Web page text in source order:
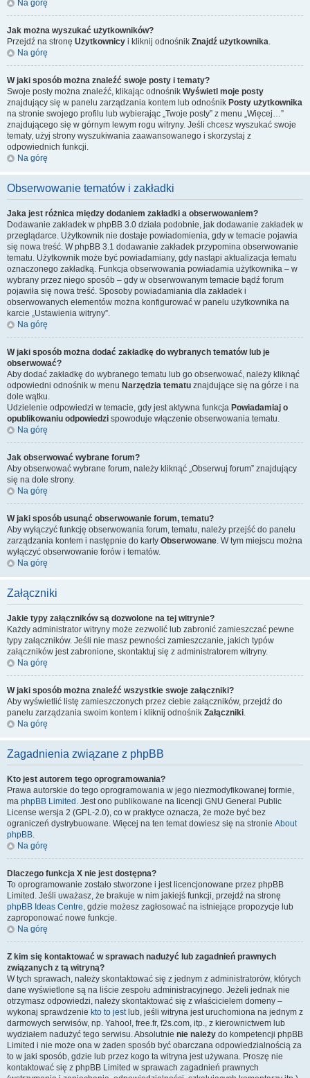
Na górę
Jak można wyszukać użytkowników?
Przejdź na stronę Użytkownicy i kliknij odnośnik Znajdź użytkownika.
Na górę
W jaki sposób można znaleźć swoje posty i tematy?
Swoje posty można znaleźć, klikając odnośnik Wyświetl moje posty
znajdujący się w panelu zarządzania kontem lub odnośnik Posty użytkownika
na stronie swojego profilu lub wybierając „Twoje posty” z menu „Więcej…”
znajdującego się w górnym lewym rogu witryny. Jeśli chcesz wyszukać swoje
tematy, użyj strony wyszukiwania zaawansowanego i skorzystaj z
odpowiednich funkcji.
Na górę
Obserwowanie tematów i zakładki
Jaka jest różnica między dodaniem zakładki a obserwowaniem?
Dodawanie zakładek w phpBB 3.0 działa podobnie, jak dodawanie zakładek w
przeglądarce. Użytkownik nie dostaje powiadomienia, gdy w temacie pojawia
się nowa treść. W phpBB 3.1 dodawanie zakładek przypomina obserwowanie
tematu. Użytkownik może być powiadamiany, gdy nastąpi aktualizacja tematu
oznaczonego zakładką. Funkcja obserwowania powiadamia użytkownika – w
wybrany przez niego sposób – gdy w obserwowanym temacie bądź forum
pojawiła się nowa treść. Sposoby powiadamiania dla zakładek i
obserwowanych elementów można konfigurować w panelu użytkownika na
karcie „Ustawienia witryny”.
Na górę
W jaki sposób można dodać zakładkę do wybranych tematów lub je
obserwować?
Aby dodać zakładkę do wybranego tematu lub go obserwować, należy kliknąć
odpowiedni odnośnik w menu Narzędzia tematu znajdujące się na górze i na
dole wątku.
Udzielenie odpowiedzi w temacie, gdy jest aktywna funkcja Powiadamiaj o
opublikowaniu odpowiedzi spowoduje włączenie obserwowania tematu.
Na górę
Jak obserwować wybrane forum?
Aby obserwować wybrane forum, należy kliknąć „Obserwuj forum” znajdujący
się na dole strony.
Na górę
W jaki sposób usunąć obserwowanie forum, tematu?
Aby wyłączyć funkcję obserwowania forum, tematu, należy przejść do panelu
zarządzania kontem i następnie do karty Obserwowane. W tym miejscu można
wyłączyć obserwowanie forów i tematów.
Na górę
Załączniki
Jakie typy załączników są dozwolone na tej witrynie?
Każdy administrator witryny może zezwolić lub zabronić zamieszczać pewne
typy załączników. Jeśli nie masz pewności zamieszczanie, jakich typów
załączników jest zabronione, skontaktuj się z administratorem witryny.
Na górę
W jaki sposób można znaleźć wszystkie swoje załączniki?
Aby wyświetlić listę zamieszczonych przez ciebie załączników, przejdź do
panelu zarządzania swoim kontem i kliknij odnośnik Załączniki.
Na górę
Zagadnienia związane z phpBB
Kto jest autorem tego oprogramowania?
Prawa autorskie do tego oprogramowania w jego niezmodyfikowanej formie,
ma phpBB Limited . Jest ono publikowane na licencji GNU General Public
License wersja 2 (GPL-2.0), co w praktyce oznacza, że może być bez
ograniczeń dystrybuowane. Więcej na ten temat dowiesz się na stronie About
phpBB.
Na górę
Dlaczego funkcja X nie jest dostępna?
To oprogramowanie zostało stworzone i jest licencjonowane przez phpBB
Limited. Jeśli uważasz, że brakuje w nim jakiejś funkcji, przejdź na stronę
phpBB Ideas Centre, gdzie możesz zagłosować na istniejące propozycje lub
zaproponować nowe funkcje.
Na górę
Z kim się kontaktować w sprawach nadużyć lub zagadnień prawnych
związanych z tą witryną?
W tych sprawach, należy skontaktować się z jednym z administratorów, których
dane wyświetlone są na liście zespołu administracyjnego. Jeżeli jednak nie
otrzymasz odpowiedzi, należy skontaktować się z właścicielem domeny –
wykonaj sprawdzenie kto to jestlub, jeśli witryna jest uruchomiona na jednym z
darmowych serwisów, np. Yahoo!, free.fr, f2s.com, itp., z kierownictwem lub
wydziałem nadużyć tego serwisu. Absolutnie nie należy do kompetencji phpBB
Limited i nie może ona w żaden sposób być obarczana odpowiedzialnością za
to w jaki sposób, gdzie lub przez kogo ta witryna jest używana. Proszę nie
kontaktować się z phpBB Limited w sprawach zagadnień prawnych